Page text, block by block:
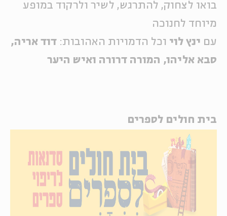
בואו לצחוק, להתרגש, לשיר ולרקוד במופע
מיוחד לחנוכה
עם ינץ לוי וכל הדמויות האהובות: דוד אריה,
סבא אליהו, המורה דרורה ואיש היער
בית חולים לספרים